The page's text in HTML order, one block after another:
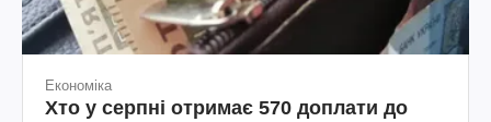
Економіка
Хто у серпні отримає 570 доплати до